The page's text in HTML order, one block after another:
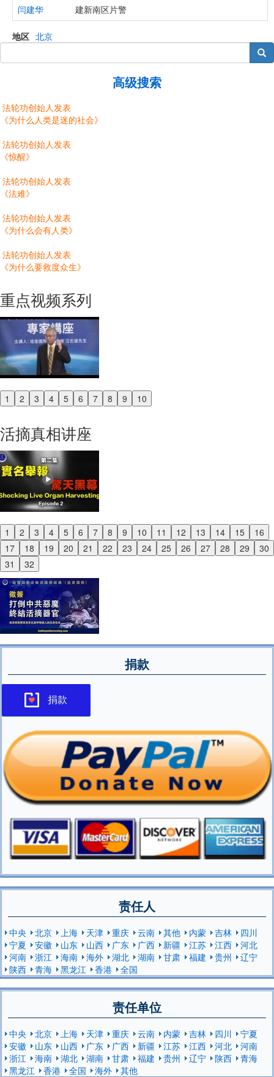
闫建华 建新南区片警
地区 北京
搜索
高级搜索
法轮功创始人发表
《为什么人类是迷的社会》
法轮功创始人发表
《惊醒》
法轮功创始人发表
《法难》
法轮功创始人发表
《为什么会有人类》
法轮功创始人发表
《为什么要救度众生》
重点视频系列
1 2 3 4 5 6 7 8 9 10
Previous
活摘真相讲座
1 2 3 4 5 6 7 8 9 10 11 12 13 14 15
16
17
18 19 20 21 22 23 24 25 26 27 28 29
30
31
32
Previous
Next
捐款
捐款
责任人
中央 北京 上海 天津 重庆 云南 其他 内蒙 吉林
四川
宁夏
安徽 山东 山西 广东 广西 新疆 江苏 江西
河北
河南
浙江 海南 海外 湖北 湖南 甘肃 福建 贵州
辽宁
陕西
青海 黑龙江 香港 全国
责任单位
中央 北京 上海 天津 重庆 云南 内蒙 吉林 四川
宁夏
安徽
山东 山西 广东 广西 新疆 江苏 江西 河北
河南
浙江
海南 湖北 湖南 甘肃 福建 贵州 辽宁 陕西
青海
黑龙江
香港 全国 海外 其他